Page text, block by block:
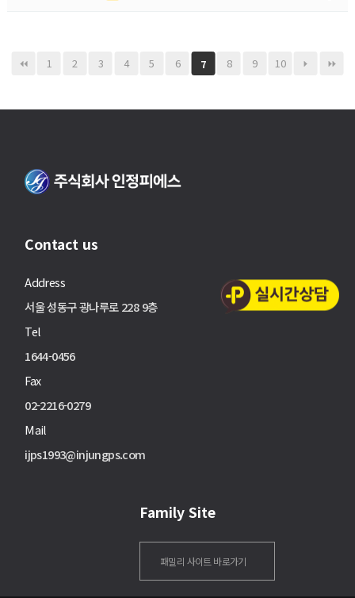
1 2 3 4 5 6 7 8 9 10
Contact us
Address
서울 성동구 광나루로 228 9층
Tel
1644-0456
Fax
02-2216-0279
Mail
ijps1993@injungps.com
Family Site
패밀리 사이트 바로가기